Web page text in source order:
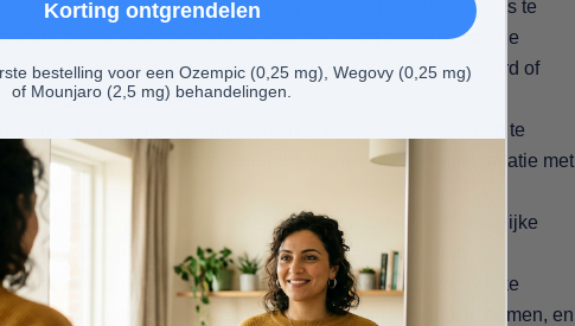
Services te beveiligen. Als je ervoor kiest om de Services te
ben je verantwoordelijk voor het veilig bewaren van de
raden je ten zeerste aan om je gebruikersnaam, wachtwoord of
anders te delen.
je persoonlijke informatie om je klantenondersteuning te
je effectieve Services te verlenen en om onze zakelijke relatie met
je persoonlijke informatie om te voldoen aan de toepasselijke
juridische procedures, waaronder aanvragen van
om civiele ontdekkingen, mogelijke of daadwerkelijke
juridische procedures te onderzoeken of eraan deel te nemen, en
Korting ontgrendelen
bestelling voor een Ozempic (0,25 mg), Wegovy (0,25 mg)
of Mounjaro (2,5 mg) behandelingen.